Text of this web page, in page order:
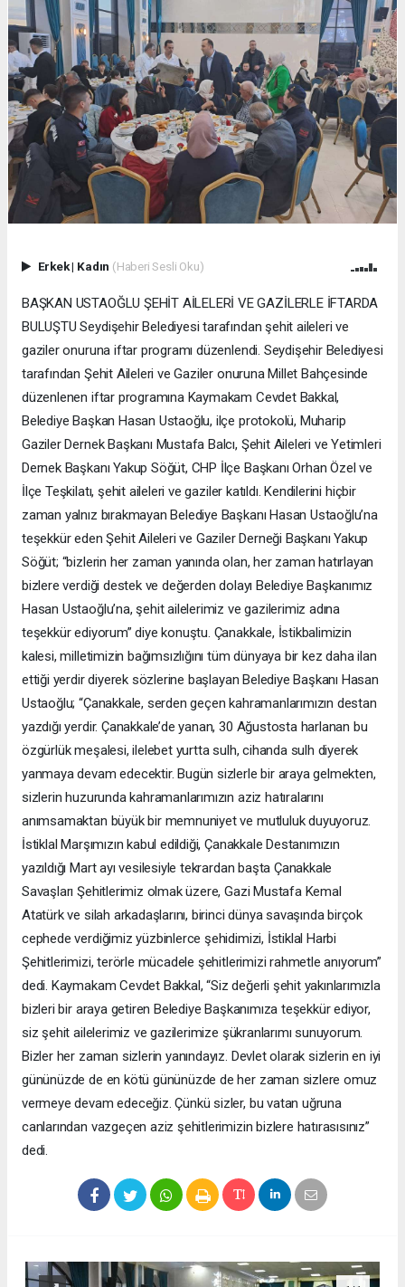
Erkek| Kadın (Haberi Sesli Oku)
BAŞKAN USTAOĞLU ŞEHİT AİLELERİ VE GAZİLERLE İFTARDA
BULUŞTU Seydişehir Belediyesi tarafından şehit aileleri ve
gaziler onuruna iftar programı düzenlendi. Seydişehir Belediyesi
tarafından Şehit Aileleri ve Gaziler onuruna Millet Bahçesinde
düzenlenen iftar programına Kaymakam Cevdet Bakkal,
Belediye Başkan Hasan Ustaoğlu, ilçe protokolü, Muharip
Gaziler Dernek Başkanı Mustafa Balcı, Şehit Aileleri ve Yetimleri
Dernek Başkanı Yakup Söğüt, CHP İlçe Başkanı Orhan Özel ve
İlçe Teşkilatı, şehit aileleri ve gaziler katıldı. Kendilerini hiçbir
zaman yalnız bırakmayan Belediye Başkanı Hasan Ustaoğlu’na
teşekkür eden Şehit Aileleri ve Gaziler Derneği Başkanı Yakup
Söğüt; “bizlerin her zaman yanında olan, her zaman hatırlayan
bizlere verdiği destek ve değerden dolayı Belediye Başkanımız
Hasan Ustaoğlu’na, şehit ailelerimiz ve gazilerimiz adına
teşekkür ediyorum” diye konuştu. Çanakkale, İstikbalimizin
kalesi, milletimizin bağımsızlığını tüm dünyaya bir kez daha ilan
ettiği yerdir diyerek sözlerine başlayan Belediye Başkanı Hasan
Ustaoğlu; “Çanakkale, serden geçen kahramanlarımızın destan
yazdığı yerdir. Çanakkale’de yanan, 30 Ağustosta harlanan bu
özgürlük meşalesi, ilelebet yurtta sulh, cihanda sulh diyerek
yanmaya devam edecektir. Bugün sizlerle bir araya gelmekten,
sizlerin huzurunda kahramanlarımızın aziz hatıralarını
anımsamaktan büyük bir memnuniyet ve mutluluk duyuyoruz.
İstiklal Marşımızın kabul edildiği, Çanakkale Destanımızın
yazıldığı Mart ayı vesilesiyle tekrardan başta Çanakkale
Savaşları Şehitlerimiz olmak üzere, Gazi Mustafa Kemal
Atatürk ve silah arkadaşlarını, birinci dünya savaşında birçok
cephede verdiğimiz yüzbinlerce şehidimizi, İstiklal Harbi
Şehitlerimizi, terörle mücadele şehitlerimizi rahmetle anıyorum”
dedi. Kaymakam Cevdet Bakkal, “Siz değerli şehit yakınlarımızla
bizleri bir araya getiren Belediye Başkanımıza teşekkür ediyor,
siz şehit ailelerimiz ve gazilerimize şükranlarımı sunuyorum.
Bizler her zaman sizlerin yanındayız. Devlet olarak sizlerin en iyi
gününüzde de en kötü gününüzde de her zaman sizlere omuz
vermeye devam edeceğiz. Çünkü sizler, bu vatan uğruna
canlarından vazgeçen aziz şehitlerimizin bizlere hatırasısınız”
dedi.